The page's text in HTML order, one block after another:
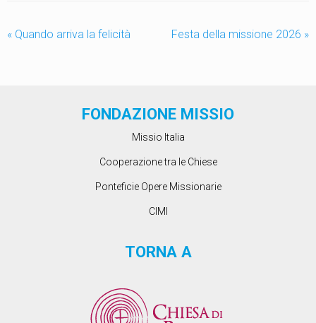
« Quando arriva la felicità Festa della missione 2026 »
FONDAZIONE MISSIO
Missio Italia
Cooperazione tra le Chiese
Ponteficie Opere Missionarie
CIMI
TORNA A